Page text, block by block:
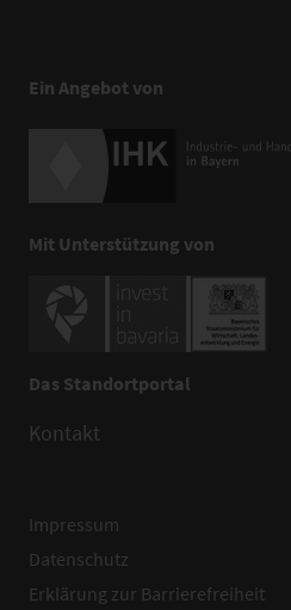
Ein Angebot von
Mit Unterstützung von
Das Standortportal
Kontakt
Impressum
Datenschutz
Erklärung zur Barrierefreiheit